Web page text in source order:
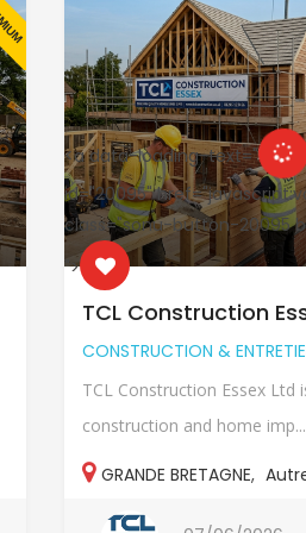
<a data-loading-text="
id="20095"
class="sonu-button-20095
">
TCL Construction
CONSTRUCTION &
TCL Construction Essex Ltd
construction and home imp...
GRANDE BRETAGNE,